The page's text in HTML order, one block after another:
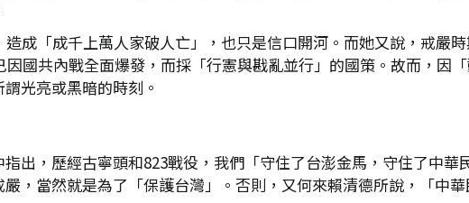
成「成千上萬人家破人亡」，也只是信口開河。而她又說，戒嚴
國共內戰全面爆發，而採「行憲與戡亂並行」的國策。故而，因
光亮或黑暗的時刻。
出，歷經古寧頭和823戰役，我們「守住了台澎金馬，守住了中華
嚴，當然就是為了「保護台灣」。否則，又何來賴清德所說，「中